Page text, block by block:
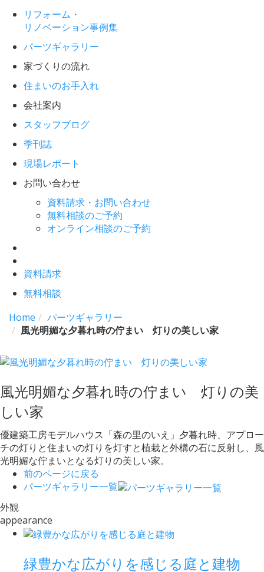
リフォーム・
リノベーション事例集
パーツギャラリー
家づくりの流れ
住まいのお手入れ
会社案内
スタッフブログ
季刊誌
現場レポート
お問い合わせ
資料請求・お問い合わせ
無料相談のご予約
オンライン相談のご予約
資料請求
無料相談
Home
パーツギャラリー
風光明媚な夕暮れ時の佇まい 灯りの美しい家
風光明媚な夕暮れ時の佇まい 灯りの美
しい家
優建築工房モデルハウス「森の里のいえ」夕暮れ時、アプロー
チの灯りと住まいの灯りを灯すと植栽と外構の石に反射し、風
光明媚な佇まいとなる灯りの美しい家。
前のページに戻る
パーツギャラリー一覧
外観
appearance
緑豊かな広がりを感じる庭と建物